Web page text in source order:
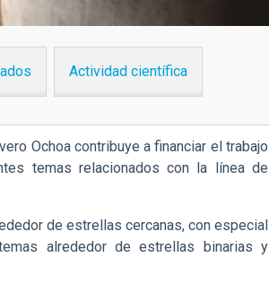
Actividad científica
Ochoa contribuye a financiar el trabajo
temas relacionados con la línea de
de estrellas cercanas, con especial
alrededor de estrellas binarias y